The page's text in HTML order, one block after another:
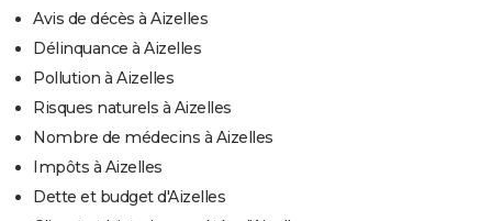
Avis de décès à Aizelles
Délinquance à Aizelles
Pollution à Aizelles
Risques naturels à Aizelles
Nombre de médecins à Aizelles
Impôts à Aizelles
Dette et budget d'Aizelles